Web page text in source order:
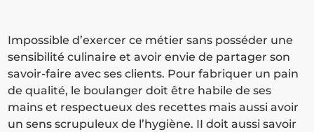
Impossible d’exercer ce métier sans posséder une
sensibilité culinaire et avoir envie de partager son
savoir-faire avec ses clients. Pour fabriquer un pain
de qualité, le boulanger doit être habile de ses
mains et respectueux des recettes mais aussi avoir
un sens scrupuleux de l’hygiène. II doit aussi savoir